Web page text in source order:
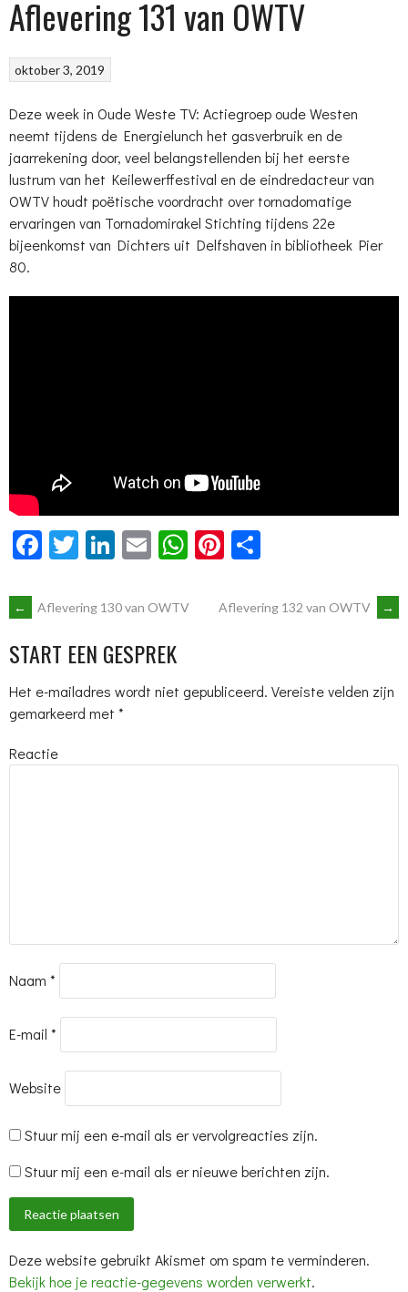
Aflevering 131 van OWTV
oktober 3, 2019
Deze week in Oude Weste TV: Actiegroep oude Westen
neemt tijdens de Energielunch het gasverbruik en de
jaarrekening door, veel belangstellenden bij het eerste
lustrum van het Keilewerffestival en de eindredacteur van
OWTV houdt poëtische voordracht over tornadomatige
ervaringen van Tornadomirakel Stichting tijdens 22e
bijeenkomst van Dichters uit Delfshaven in bibliotheek Pier
80.
Facebook
Twitter
LinkedIn
EmailWhatsApp
Pinterest
BERICHTNAVIGATIE
← Aflevering 130 van OWTV Aflevering 132 van OWTV →
START EEN GESPREK
Het e-mailadres wordt niet gepubliceerd. Vereiste velden zijn
gemarkeerd met *
Reactie
Naam *
E-mail *
Website
Stuur mij een e-mail als er vervolgreacties zijn.
Stuur mij een e-mail als er nieuwe berichten zijn.
Deze website gebruikt Akismet om spam te verminderen.
Bekijk hoe je reactie-gegevens worden verwerkt.